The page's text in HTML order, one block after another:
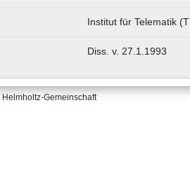
Institut für Telematik
Diss. v. 27.1.1993
Gemeinschaft